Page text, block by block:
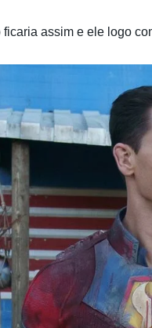
assim e ele logo